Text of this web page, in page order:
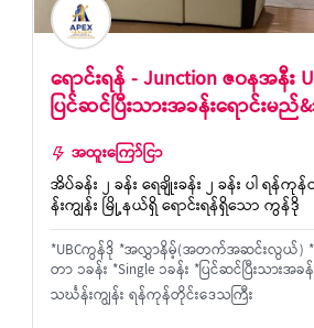
ရောင်းရန် - Junction ဇ၀နအနီး
ပြင်ဆင်ပြီးသားအခန်းရောင်းမည်
အထူးကြော်ငြာ
အိပ်ခန်း ၂ ခန်း ရေချိုးခန်း ၂ ခန်း ပါ ရန်
န်းကျွန်း မြို့နယ်ရှိ ရောင်းရန်ရှိသော ကွန်ဒို
*UBCကွန်ဒို *အလွှာနိမ့်(အတက်အဆင်းလွယ်) *
တာ ၁ခန်း *Single ၁ခန်း *ပြင်ဆင်ပြီးသားအခ
သင်္ဃန်းကျွန်း ရန်ကုန်တိုင်းဒေသကြီး